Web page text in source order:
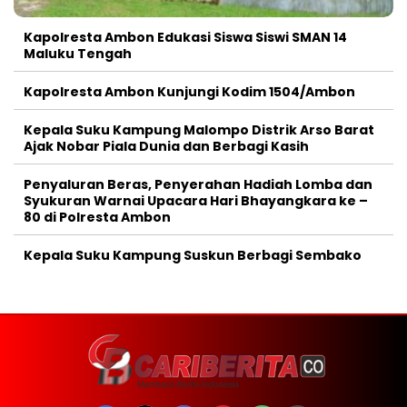
Kapolresta Ambon Edukasi Siswa Siswi SMAN 14
Maluku Tengah
Kapolresta Ambon Kunjungi Kodim 1504/Ambon
Kepala Suku Kampung Malompo Distrik Arso Barat
Ajak Nobar Piala Dunia dan Berbagi Kasih
Penyaluran Beras, Penyerahan Hadiah Lomba dan
Syukuran Warnai Upacara Hari Bhayangkara ke –
80 di Polresta Ambon
Kepala Suku Kampung Suskun Berbagi Sembako